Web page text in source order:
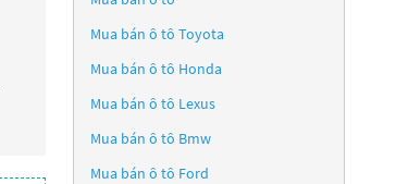
Mua bán ô tô Toyota
Mua bán ô tô Honda
Mua bán ô tô Lexus
Mua bán ô tô Bmw
Mua bán ô tô Ford